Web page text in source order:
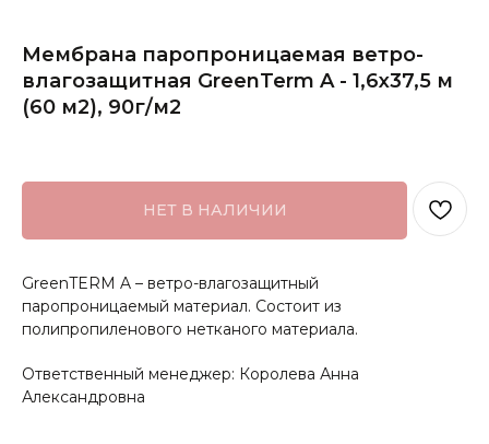
Мембрана паропроницаемая ветро-
влагозащитная GreenTerm A - 1,6х37,5 м
(60 м2), 90г/м2
НЕТ В НАЛИЧИИ
GreenTERM A – ветро-влагозащитный
паропроницаемый материал. Состоит из
полипропиленового нетканого материала.
Ответственный менеджер: Королева Анна
Александровна